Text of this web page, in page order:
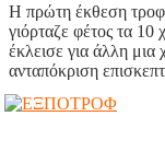
Η πρώτη έκθεση
γιόρταζε φέτος τα 10
έκλεισε για άλλη
ανταπόκριση